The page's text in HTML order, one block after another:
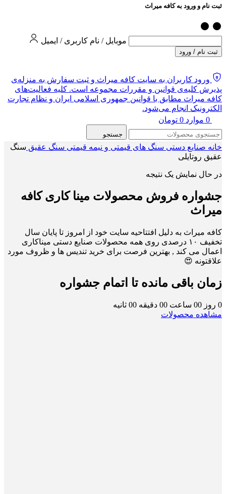
ثبت نام و ورود به کافه میراث
موبایل / نام کاربری / ایمیل
ثبت نام / ورود
ورود کاربران به سایت کافه میراث و ثبت سفارش به منزله‌ی
پذیرش کلیه‌ی قوانین و مقررات مجموعه است. کلیه فعالیت‌های
کافه میراث مطابق با قوانین جمهوری اسلامی ایران و نظام تجارت
الکترونیک انجام می‌شود.
0 موارد 0 تومان
جستجو
خانه صنایع دستی سنگ های قیمتی و نیمه قیمتی سنگ عقیق سنگ
عقیق روتایلی
در حال نمایش یک نتیجه
جشواره فروش محصولات مینا کاری کافه
میراث
کافه میراث به دلیل افتتاحیه سایت خود از امروز تا پایان سال
تخفیف ۱۰ درصدی روی همه محصولات صنایع دستی میناکاری
اعمال می کند , بهترین فرصت برای خرید تندیس ها و ظروف مورد
علاقتونه 😍
زمان باقی مانده تا اتمام جشواره
0 روز 00 ساعت 00 دقیقه 00 ثانیه
مشاهده محصولات